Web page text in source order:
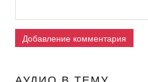
Добавление комментария